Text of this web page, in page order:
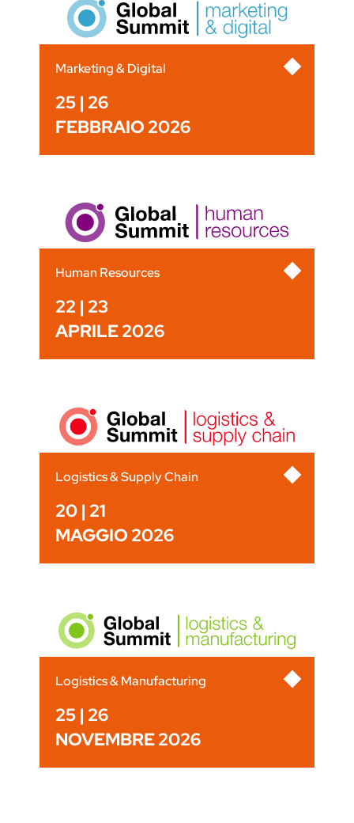
Marketing & Digital
25 | 26
FEBBRAIO 2026
Human Resources
22 | 23
APRILE 2026
Logistics & Supply Chain
20 | 21
MAGGIO 2026
Logistics & Manufacturing
25 | 26
NOVEMBRE 2026